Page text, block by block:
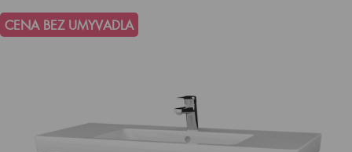
CENA BEZ UMYVADLA